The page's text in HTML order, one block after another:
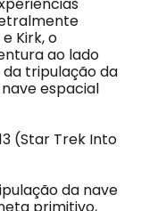
Kirk, o
ao lado
tripulação da
nave espacial
(Star Trek Into
da nave